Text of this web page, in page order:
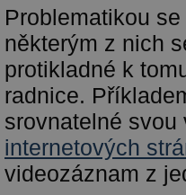
Problematikou
některým z nich
protikladné k
radnice.
srovnatelné
internetových
videozáznam z